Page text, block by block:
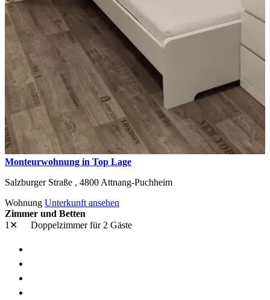
Monteurwohnung in Top Lage
Salzburger Straße , 4800 Attnang-Puchheim
Wohnung Unterkunft ansehen
Zimmer und Betten
1✕
Doppelzimmerfür 2 Gäste